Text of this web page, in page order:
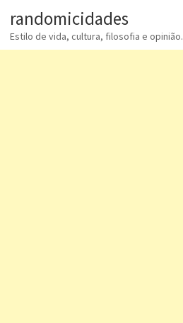
randomicidades
Estilo de vida, cultura, filosofia e opinião.